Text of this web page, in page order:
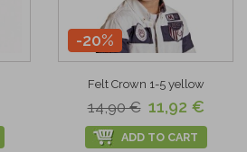
-20%
Felt Crown 1-5 yellow
14,90 € 11,92 €
ADD TO CART